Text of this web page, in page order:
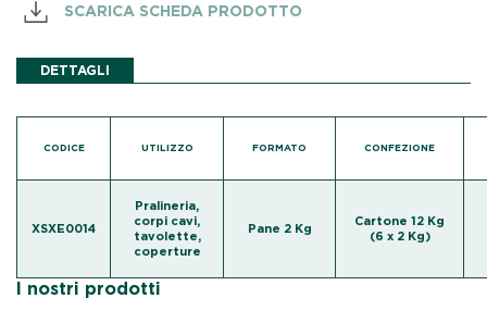
SCARICA SCHEDA PRODOTTO
DETTAGLI
CODICE UTILIZZO
XSXE0014
Pralineria,
corpi cavi,
tavolette,
coperture
FORMATO CONFEZIONE
Pane 2 Kg
Cartone 12 Kg
(6 x 2 Kg)
I nostri prodotti